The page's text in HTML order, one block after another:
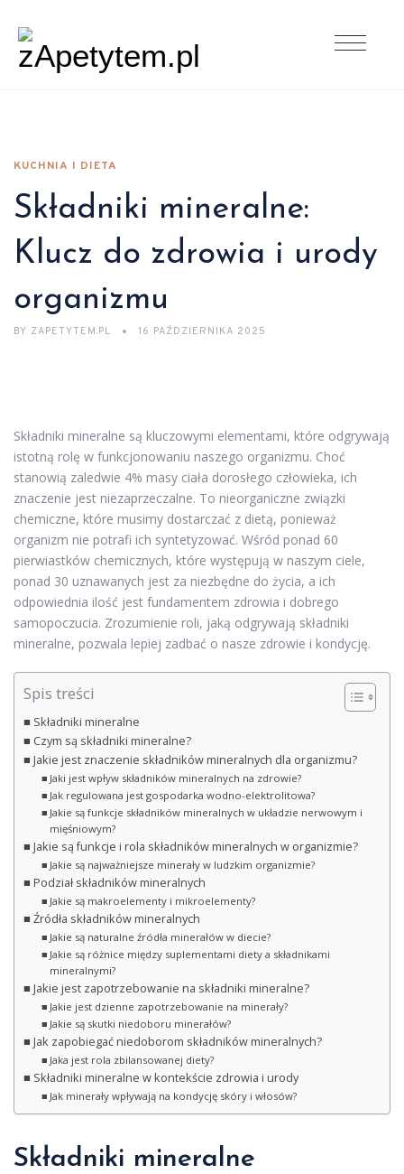
KUCHNIA I DIETA
Składniki mineralne:
Klucz do zdrowia i urody
organizmu
BY ZAPETYTEM.PL 16 PAŹDZIERNIKA 2025
Składniki mineralne są kluczowymi elementami, które odgrywają
istotną rolę w funkcjonowaniu naszego organizmu. Choć
stanowią zaledwie 4% masy ciała dorosłego człowieka, ich
znaczenie jest niezaprzeczalne. To nieorganiczne związki
chemiczne, które musimy dostarczać z dietą, ponieważ
organizm nie potrafi ich syntetyzować. Wśród ponad 60
pierwiastków chemicznych, które występują w naszym ciele,
ponad 30 uznawanych jest za niezbędne do życia, a ich
odpowiednia ilość jest fundamentem zdrowia i dobrego
samopoczucia. Zrozumienie roli, jaką odgrywają składniki
mineralne, pozwala lepiej zadbać o nasze zdrowie i kondycję.
Spis treści
Składniki mineralne
Czym są składniki mineralne?
Jakie jest znaczenie składników mineralnych dla organizmu?
Jaki jest wpływ składników mineralnych na zdrowie?
Jak regulowana jest gospodarka wodno-elektrolitowa?
Jakie są funkcje składników mineralnych w układzie nerwowym i
mięśniowym?
Jakie są funkcje i rola składników mineralnych w organizmie?
Jakie są najważniejsze minerały w ludzkim organizmie?
Podział składników mineralnych
Jakie są makroelementy i mikroelementy?
Źródła składników mineralnych
Jakie są naturalne źródła minerałów w diecie?
Jakie są różnice między suplementami diety a składnikami
mineralnymi?
Jakie jest zapotrzebowanie na składniki mineralne?
Jakie jest dzienne zapotrzebowanie na minerały?
Jakie są skutki niedoboru minerałów?
Jak zapobiegać niedoborom składników mineralnych?
Jaka jest rola zbilansowanej diety?
Składniki mineralne w kontekście zdrowia i urody
Jak minerały wpływają na kondycję skóry i włosów?
Składniki mineralne